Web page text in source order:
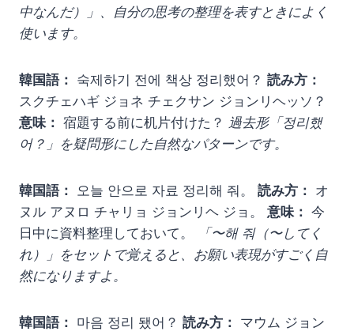
中なんだ）」、自分の思考の整理を表すときによく
使います。
韓国語： 숙제하기 전에 책상 정리했어？ 読み方：
スクチェハギ ジョネ チェクサン ジョンリヘッソ？
意味： 宿題する前に机片付けた？ 過去形「정리했
어？」を疑問形にした自然なパターンです。
韓国語： 오늘 안으로 자료 정리해 줘。 読み方： オ
ヌル アヌロ チャリョ ジョンリヘ ジョ。 意味： 今
日中に資料整理しておいて。
「〜해 줘（〜してく
れ）」をセットで覚えると、お願い表現がすごく自
然になりますよ。
韓国語： 마음 정리 됐어？ 読み方： マウム ジョン